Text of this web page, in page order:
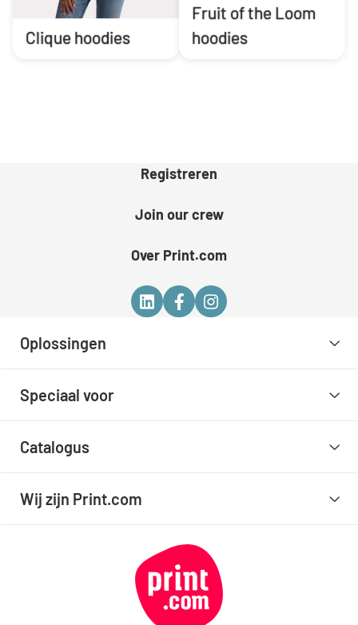
Clique hoodies
Fruit of the Loom
hoodies
Registreren
Join our crew
Over Print.com
Oplossingen
Speciaal voor
Catalogus
Wij zijn Print.com